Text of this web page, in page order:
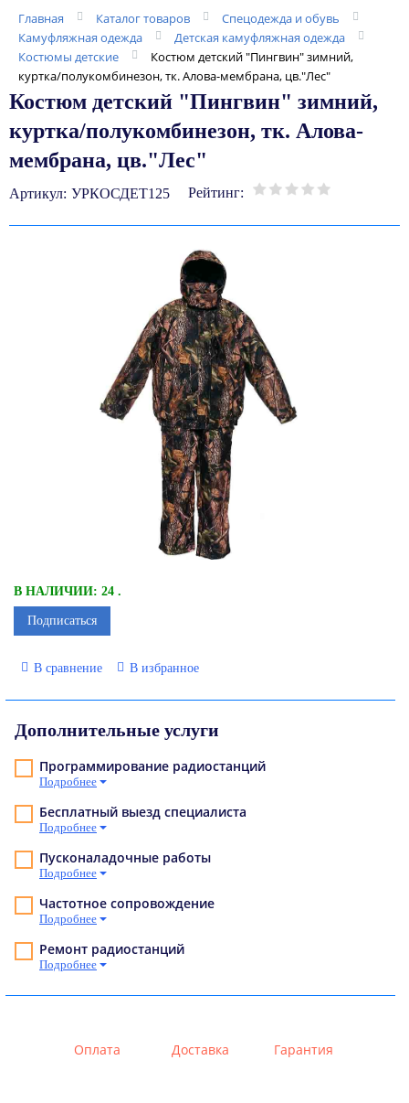
Главная Каталог товаров
Спецодежда и обувь
Камуфляжная одежда
Детская камуфляжная одежда
Костюмы детские
Костюм детский "Пингвин" зимний,
куртка/полукомбинезон, тк. Алова-мембрана, цв."Лес"
Костюм детский "Пингвин" зимний,
куртка/полукомбинезон, тк. Алова-
мембрана, цв."Лес"
Артикул: УРКОСДЕТ125 Рейтинг:
В НАЛИЧИИ: 24 .
Подписаться
В сравнение В избранное
Дополнительные услуги
Программирование радиостанций
Подробнее
Бесплатный выезд специалиста
Подробнее
Пусконаладочные работы
Подробнее
Частотное сопровождение
Подробнее
Ремонт радиостанций
Подробнее
Оплата Доставка Гарантия